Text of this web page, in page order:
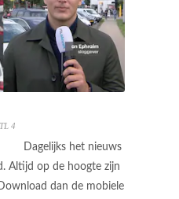
4
Dagelijks het nieuws
Altijd op de hoogte zijn
dan de mobiele